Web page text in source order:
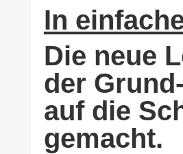
In
Die neue
der
auf die
gemacht.